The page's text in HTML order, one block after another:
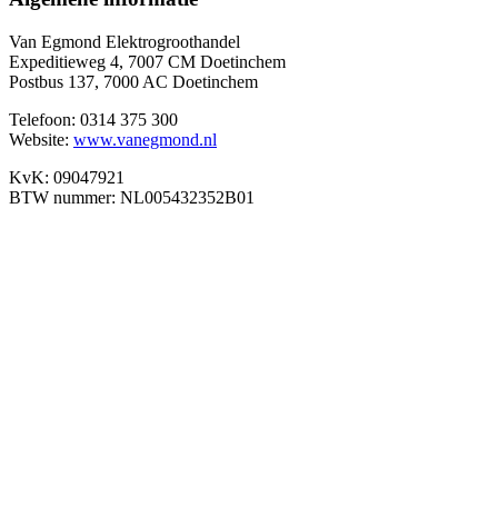
Van Egmond Elektrogroothandel
Expeditieweg 4, 7007 CM Doetinchem
Postbus 137, 7000 AC Doetinchem
Telefoon: 0314 375 300
Website: www.vanegmond.nl
KvK: 09047921
BTW nummer: NL005432352B01